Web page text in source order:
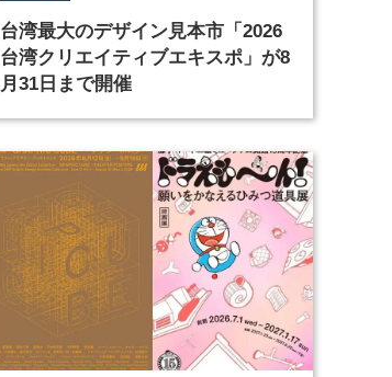
台湾最大のデザイン見本市「2026
台湾クリエイティブエキスポ」が8
月31日まで開催